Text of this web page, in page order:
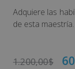
Adquiere las
de esta maestría.
1.200,00$